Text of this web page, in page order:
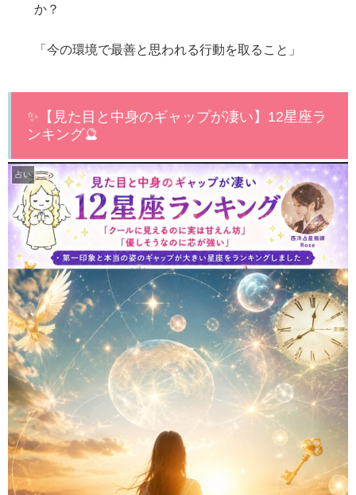
か？
「今の環境で最善と思われる行動を取ること」
✨【見た目と中身のギャップが凄い】12星座ラ
ンキング🔮
占い